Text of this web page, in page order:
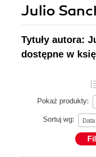
Julio
Tytuły autora:
dostępne w
Pokaż produkty:
Sortuj wg: